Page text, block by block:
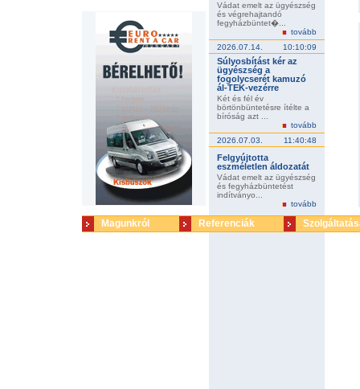
Vádat emelt az ügyészség
és végrehajtandó
fegyházbüntet�...
tovább
2026.07.14.
10:10:09
Súlyosbítást kér az
ügyészség a
fogolycserét kamuzó
ál-TEK-vezérre
Két és fél év
börtönbüntetésre ítélte a
bíróság azt ...
tovább
2026.07.03.
11:40:48
Felgyújtotta
eszméletlen áldozatát
Vádat emelt az ügyészség
és fegyházbüntetést
indítványo...
tovább
Magunkról Referenciák